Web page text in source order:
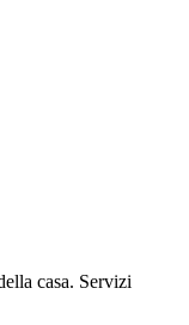
casa. Servizi